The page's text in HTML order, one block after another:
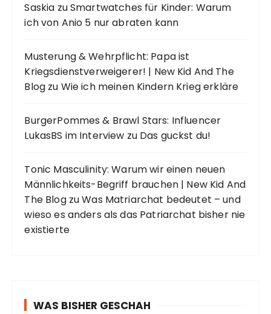
Saskia zuSmartwatches für Kinder: Warum
ich von Anio 5 nur abraten kann
Musterung & Wehrpflicht: Papa ist
Kriegsdienstverweigerer! | New Kid And The
Blog zu Wie ich meinen Kindern Krieg erkläre
BurgerPommes & Brawl Stars: Influencer
LukasBS im Interview zu Das guckst du!
Tonic Masculinity: Warum wir einen neuen
Männlichkeits-Begriff brauchen | New Kid And
The BlogzuWas Matriarchat bedeutet – und
wieso es anders als das Patriarchat bisher nie
existierte
WAS BISHER GESCHAH